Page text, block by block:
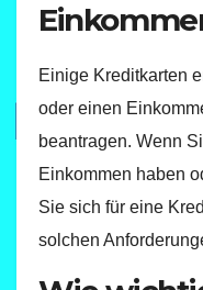
Einige Kreditkarten
oder einen
beantragen. Wenn
Einkommen haben
Sie sich für eine
solchen